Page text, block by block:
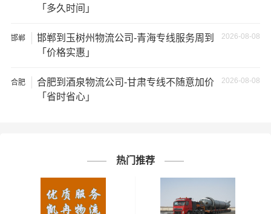
户的需求做出不懈的努力，您的满意就是我们前进的动力!
标签： # 哈密专线 # 哈密货运
# 哈密物流
# 张家口专线
「多久时间」
邯郸 2026-08-08
邯郸到玉树州物流公司-青海专线服务周到
「价格实惠」
合肥 2026-08-08
合肥到酒泉物流公司-甘肃专线不随意加价
「省时省心」
热门推荐